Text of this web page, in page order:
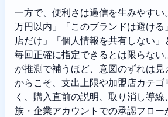
一方で、便利さは過信を生みやす
万円以内」「このブランドは避ける
店だけ」「個人情報を共有しない」
毎回正確に指定できるとは限らない
が推測で補うほど、意図のずれは
からこそ、支出上限や加盟店カテゴ
く、購入直前の説明、取り消し導
族・企業アカウントでの承認フロー